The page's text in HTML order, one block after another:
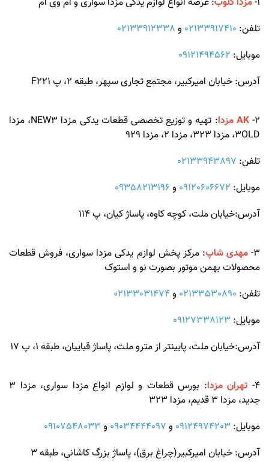
تلفن: 02133917410 و 02133912338
موبایل: 09121494562
آدرس: خیابان امیرکبیر، مجتمع تجاری سپهر، طبقه 2، پ F221
2- AK مزدا
: تهیه و توزیع تخصصی قطعات یدکی مزدا NEW3، مزدا
3OLD، مزدا 323، مزدا 2، مزدا 929
تلفن: 02133943897
موبایل: 09120606672 و 09358213196
آدرس:خیابان ملت، کوچه کاوه، پاساژ کیان، پ 114
3- مهدی شاپ: مرکز پخش لوازم یدکی مزدا سواری، فروش قطعات
محصولات بهمن موتور بصورت نو و استوک
تلفن: 02133530890 و02133031474
موبایل: 09127338123
آدرس:خیابان ملت، پایینتر از مترو ملت، پاساژ قباییان، طبقه 1، پ 17
4- تهران مزدا
: بورس قطعات و لوازم انواع مزدا سواری، مزدا 3
جدید، مزدا 3 قدیم، مزدا 323
موبایل: 09124974203 و 09034444097 و 09107548033
آدرس: خیابان امیرکبیر(چراغ برق)، پاساژ بزرگ کاشانی، طبقه 3